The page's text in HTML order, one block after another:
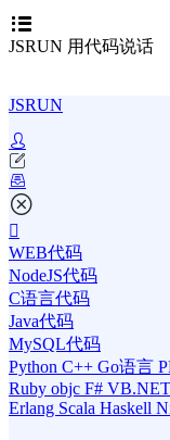
JSRUN 用代码说话
JSRUN
WEB代码
NodeJS代码
C语言代码
Java代码
MySQL代码
Python C++ Go语言
Ruby objc F# VB.NET
Erlang Scala Haskell